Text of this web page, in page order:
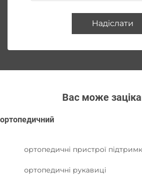
Надіслати
Вас може
ортопедичний
ортопедичні пристрої
ортопедичні рукавиці